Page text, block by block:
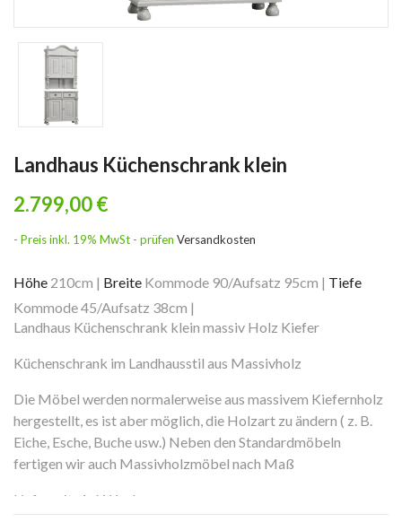
Landhaus Küchenschrank klein
2.799,00 €
- Preis inkl. 19% MwSt - prüfen Versandkosten
Höhe 210cm | Breite Kommode 90/Aufsatz 95cm | Tiefe
Kommode 45/Aufsatz 38cm |
Landhaus Küchenschrank klein massiv Holz Kiefer
Küchenschrank im Landhausstil aus Massivholz
Die Möbel werden normalerweise aus massivem Kiefernholz
hergestellt, es ist aber möglich, die Holzart zu ändern ( z. B.
Eiche, Esche, Buche usw.) Neben den Standardmöbeln
fertigen wir auch Massivholzmöbel nach Maß
Lieferzeit: 4-6 Wochen